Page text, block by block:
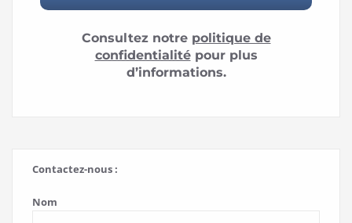
Consultez notre politique de
confidentialitépour plus
d’informations.
Contactez-nous :
Nom